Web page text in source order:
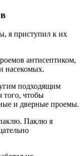
я приступил к их
антисептиком,
насекомых.
подходящим
того, чтобы
и дверные проемы.
Паклю я